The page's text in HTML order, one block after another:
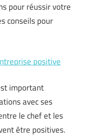
pour réussir votre
conseils pour
positive
important
avec ses
le chef et les
être positives.